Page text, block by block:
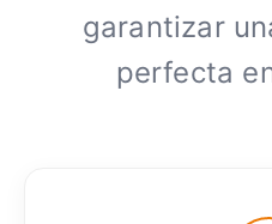
garantizar
perfecta